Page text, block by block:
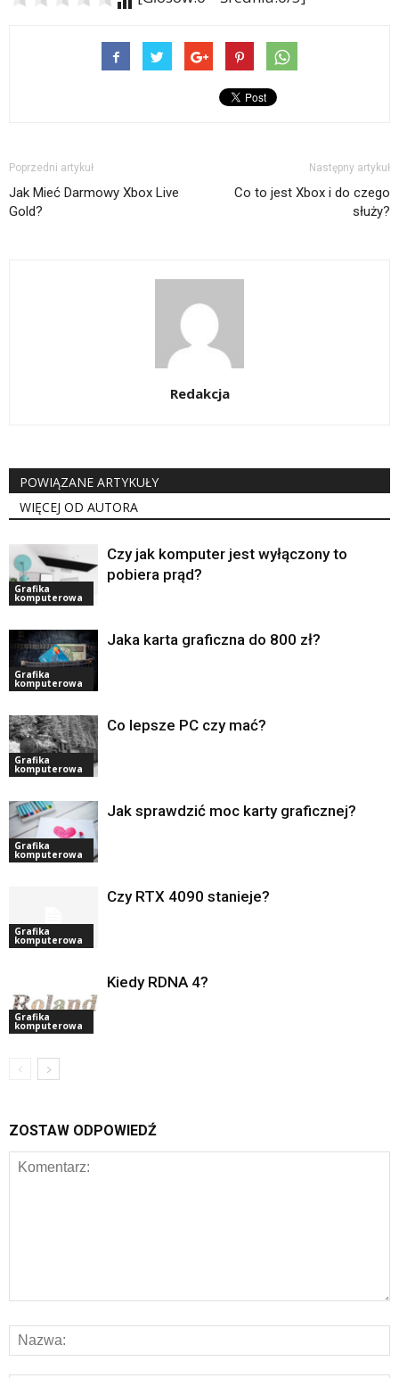
Poprzedni artykuł
Jak Mieć Darmowy Xbox Live
Gold?
Następny artykuł
Co to jest Xbox i do czego
służy?
Redakcja
POWIĄZANE ARTYKUŁY
WIĘCEJ OD AUTORA
Grafika
komputerowa
Czy jak komputer jest wyłączony to
pobiera prąd?
Grafika
komputerowa
Jaka karta graficzna do 800 zł?
Grafika
komputerowa
Co lepsze PC czy mać?
Grafika
komputerowa
Jak sprawdzić moc karty graficznej?
Grafika
komputerowa
Czy RTX 4090 stanieje?
Grafika
komputerowa
Kiedy RDNA 4?
ZOSTAW ODPOWIEDŹ